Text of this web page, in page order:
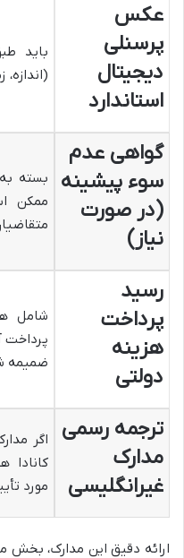
عکس
پرسنلی
دیجیتال
استاندارد
باید
گواهی عدم
سوء پیشینه
(در صورت
نیاز)
بسته
ممکن
رسید
پرداخت
هزینه
دولتی
شامل
پرداخت
ضمیمه
ترجمه رسمی
مدارک
غیرانگلیسی
اگر
کانادا
مورد
ارائه دقیق این مدارک،